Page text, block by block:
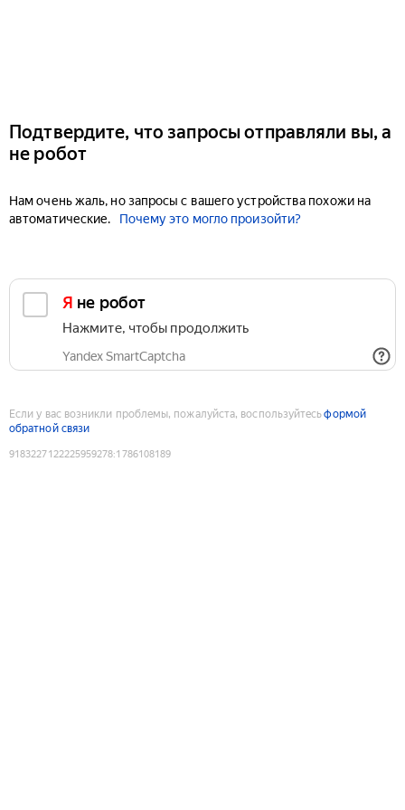
Подтвердите, что запросы отправляли вы, а
не робот
Нам очень жаль, но запросы с вашего устройства похожи на
автоматические.
Почему это могло произойти?
Я не робот
Нажмите, чтобы продолжить
Yandex SmartCaptcha
Если у вас возникли проблемы, пожалуйста, воспользуйтесьформой
обратной связи
9183227122225959278:1786108189